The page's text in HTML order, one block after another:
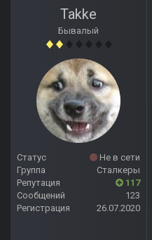
Takke
Бывалый
Статус
Не в сети
Группа
Сталкеры
Репутация
117
Сообщений
123
Регистрация
26.07.2020